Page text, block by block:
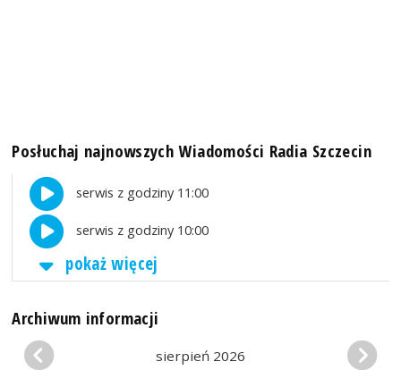
Posłuchaj najnowszych Wiadomości Radia Szczecin
serwis z godziny 11:00
serwis z godziny 10:00
pokaż więcej
Archiwum informacji
sierpień 2026